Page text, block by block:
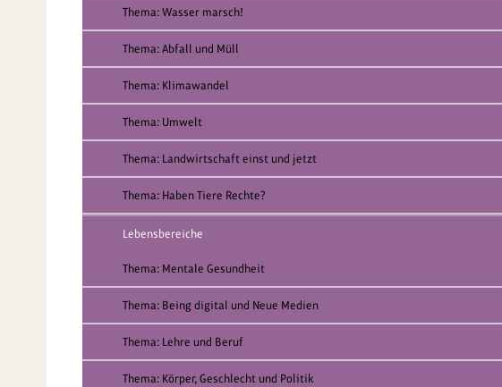
Thema: Wasser marsch!
Thema: Abfall und Müll
Thema: Klimawandel
Thema: Umwelt
Thema: Landwirtschaft einst und jetzt
Thema: Haben Tiere Rechte?
Lebensbereiche
Thema: Mentale Gesundheit
Thema: Being digital und Neue Medien
Thema: Lehre und Beruf
Thema: Körper, Geschlecht und Politik